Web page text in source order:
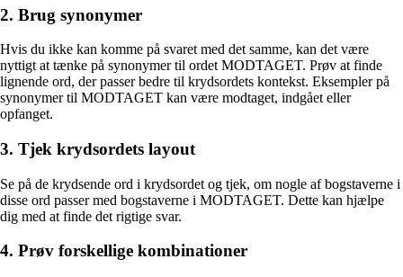
2. Brug synonymer
Hvis du ikke kan komme på svaret med det samme, kan det være
nyttigt at tænke på synonymer til ordet MODTAGET. Prøv at finde
lignende ord, der passer bedre til krydsordets kontekst. Eksempler på
synonymer til MODTAGET kan være modtaget, indgået eller
opfanget.
3. Tjek krydsordets layout
Se på de krydsende ord i krydsordet og tjek, om nogle af bogstaverne i
disse ord passer med bogstaverne i MODTAGET. Dette kan hjælpe
dig med at finde det rigtige svar.
4. Prøv forskellige kombinationer